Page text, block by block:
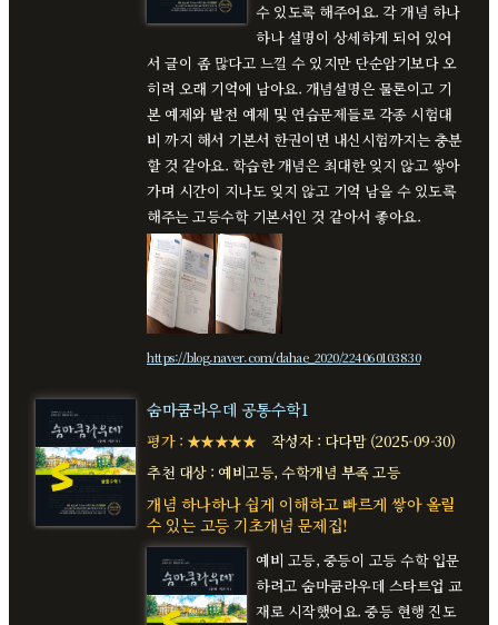
수 있도록 해주어요. 각 개념 하나
하나 설명이 상세하게 되어 있어
서 글이 좀 많다고 느낄 수 있지만 단순암기보다 오
히려 오래 기억에 남아요. 개념설명은 물론이고 기
본 예제와 발전 예제 및 연습문제들로 각종 시험대
비 까지 해서 기본서 한권이면 내신시험까지는 충분
할 것 같아요. 학습한 개념은 최대한 잊지 않고 쌓아
가며 시간이 지나도 잊지 않고 기억 남을 수 있도록
해주는 고등수학 기본서인 것 같아서 좋아요.
https://blog.naver.com/dahae_2020/224060103830
숨마쿰라우데 공통수학1
평가 : ★★★★★
작성자 : 다다맘 (2025-09-30)
추천 대상 : 예비고등, 수학개념 부족 고등
개념 하나하나 쉽게 이해하고 빠르게 쌓아 올릴
수 있는 고등 기초개념 문제집!
예비 고등, 중등이 고등 수학 입문
하려고 숨마쿰라우데 스타트업 교
재로 시작했어요. 중등 현행 진도